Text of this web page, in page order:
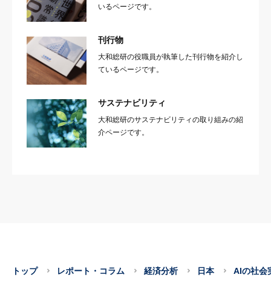
いるページです。
刊行物
大和総研の役職員が執筆した刊行物を紹介し
ているページです。
サステナビリティ
大和総研のサステナビリティの取り組みの紹
介ページです。
トップ レポート・コラム 経済分析 日本 AIの社会